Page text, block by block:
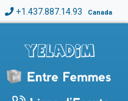
+1.437.887.14.93 Canada